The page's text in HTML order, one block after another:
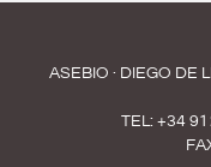
ASEBIO · DIEGO DE
TEL: +34 91